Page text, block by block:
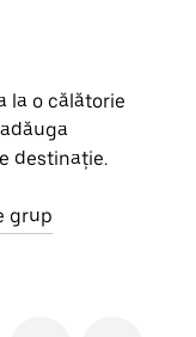
la o călătorie
destinație.
grup